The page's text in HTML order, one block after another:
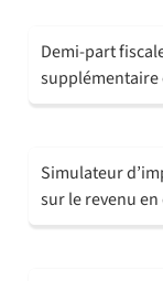
Demi-part
supplémentaire
Simulateur
sur le revenu